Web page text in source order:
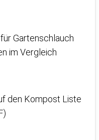
Gartenschlauch
im Vergleich
den Kompost Liste